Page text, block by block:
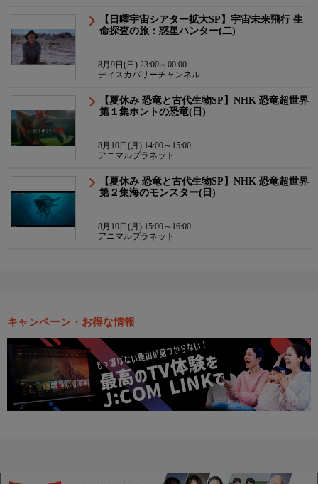
【日曜宇宙シアター拡大SP】宇宙未来飛行 生
命探査の旅：惑星ハンター(二)
8月9日(日) 23:00～00:00
ディスカバリーチャンネル
【夏休み 恐竜と古代生物SP】NHK 恐竜超世界
第１集ホントの恐竜(日)
8月10日(月) 14:00～15:00
アニマルプラネット
【夏休み 恐竜と古代生物SP】NHK 恐竜超世界
第２集海のモンスター(日)
8月10日(月) 15:00～16:00
アニマルプラネット
キャンペーン・お得な情報